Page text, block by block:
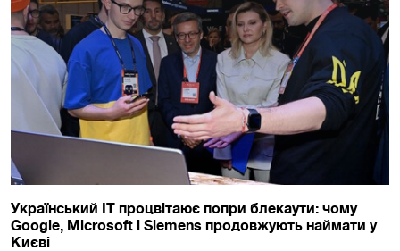
Український ІТ процвітаює попри блекаути: чому
Google, Microsoft і Siemens продовжують наймати у
Києві